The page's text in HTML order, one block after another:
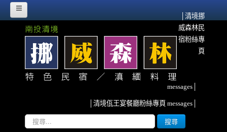
│清境挪
威森林民
宿粉絲專
頁
messages│
│清境佤王宴餐廳粉絲專頁 messages│
搜
尋...
搜尋
HOME
挪威故事
挪威森林的源起
紀念佤族HERO~阿媽